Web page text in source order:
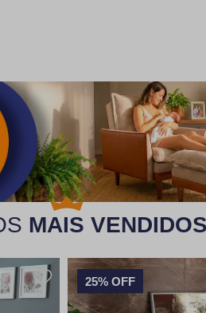
MAIS VENDIDOS
25% OFF